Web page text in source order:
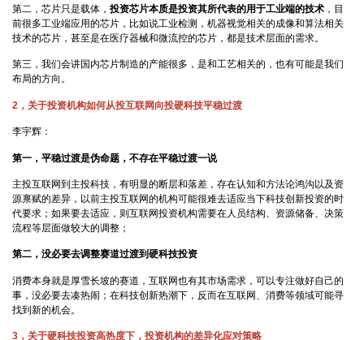
第二，芯片只是载体， 投资芯片本质是投资其所代表的用于工业端的技术 ，目
前很多工业端应用的芯片，比如说工业检测，机器视觉相关的成像和算法相关
技术的芯片，甚至是在医疗器械和微流控的芯片，都是技术层面的需求。
第三，我们会讲国内芯片制造的产能很多，是和工艺相关的，也有可能是我们
布局的方向。
2，关于投资机构如何从投互联网向投硬科技平稳过渡
李宇辉：
第一，平稳过渡是伪命题，不存在平稳过渡一说
主投互联网到主投科技，有明显的断层和落差，存在认知和方法论鸿沟以及资
源禀赋的差异，以前主投互联网的机构可能很难去适应当下科技创新投资的时
代要求；如果要去适应，则互联网投资机构需要在人员结构、资源储备、决策
流程等层面做较大的调整；
第二，没必要去调整赛道过渡到硬科技投资
消费本身就是厚雪长坡的赛道，互联网也有其市场需求，可以专注做好自己的
事，没必要去凑热闹；在科技创新热潮下，反而在互联网、消费等领域可能寻
找到新的机会。
3，关于硬科技投资高热度下，投资机构的差异化应对策略